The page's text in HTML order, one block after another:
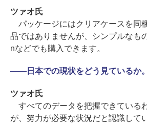
ツァオ氏
パッケージにはクリアケースを同
品ではありませんが、シンプルなも
nなどでも購入できます。
――日本での現状をどう見ているか。
ツァオ氏
すべてのデータを把握できている
が、努力が必要な状況だと認識して